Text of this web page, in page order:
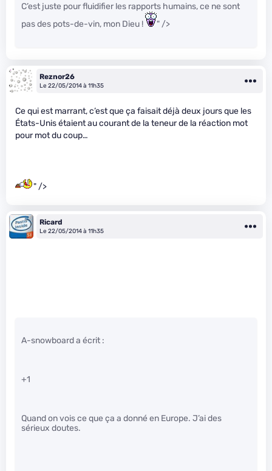
C’est juste pour fluidifier les rapports humains, ce ne sont
pas des pots-de-vin, mon Dieu !
" />
Reznor26
Le 22/05/2014 à 11h35
Ce qui est marrant, c’est que ça faisait déjà deux jours que les
États-Unis étaient au courant de la teneur de la réaction mot
pour mot du coup…
" />
Ricard
Le 22/05/2014 à 11h35
A-snowboard a écrit :
+1
Quand on vois ce que ça a donné en Europe. J’ai des
sérieux doutes.